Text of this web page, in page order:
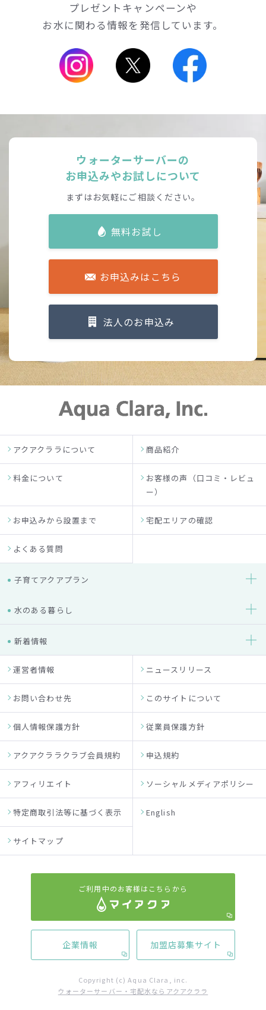
プレゼントキャンペーンや
お水に関わる情報を発信しています。
ウォーターサーバーの
お申込みやお試しについて
まずはお気軽にご相談ください。
無料お試し
お申込みはこちら
法人のお申込み
アクアクララについて 商品紹介
料金について
お客様の声（口コミ・レビュ
ー）
お申込みから設置まで 宅配エリアの確認
よくある質問
子育てアクアプラン
水のある暮らし
新着情報
運営者情報 ニュースリリース
お問い合わせ先 このサイトについて
個人情報保護方針 従業員保護方針
アクアクララクラブ会員規約 申込規約
アフィリエイト ソーシャルメディアポリシー
特定商取引法等に基づく表示 English
サイトマップ
ご利用中のお客様はこちらから
企業情報 加盟店募集サイト
Copyright (c) Aqua Clara, inc.
ウォーターサーバー・宅配水ならアクアクララ